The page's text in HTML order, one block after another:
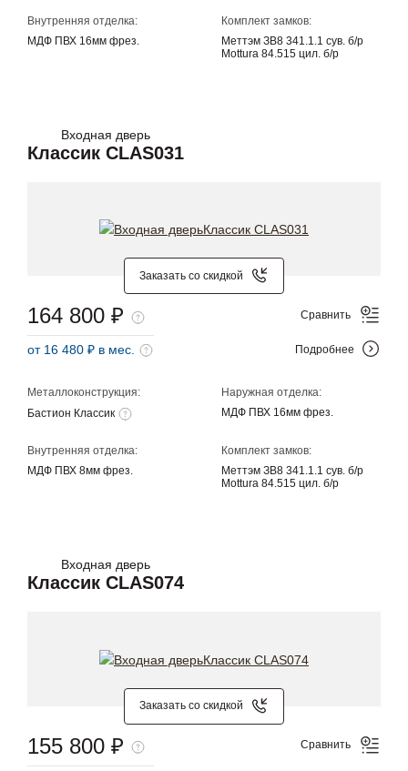
Внутренняя отделка:
МДФ ПВХ 16мм фрез.
Комплект замков:
Меттэм ЗВ8 341.1.1 сув. б/р
Mottura 84.515 цил. б/р
Входная дверь
Классик CLAS031
Заказать со скидкой
Металлоконструкция:
Бастион Классик
Наружная отделка:
МДФ ПВХ 16мм фрез.
Внутренняя отделка:
МДФ ПВХ 8мм фрез.
Комплект замков:
Меттэм ЗВ8 341.1.1 сув. б/р
Mottura 84.515 цил. б/р
164 800 ₽
от 16 480 ₽ в мес.
Сравнить
Подробнее
Входная дверь
Классик CLAS074
Заказать со скидкой
155 800 ₽ Сравнить